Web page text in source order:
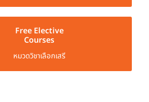
Free Elective
Courses
หมวดวิชาเลือกเสรี